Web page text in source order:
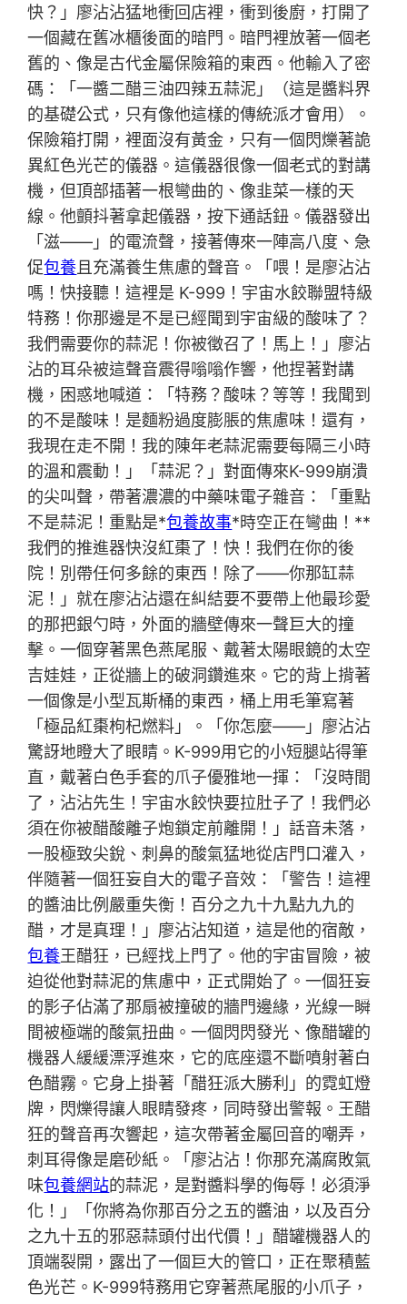
快？」廖沾沾猛地衝回店裡，衝到後廚，打開了
一個藏在舊冰櫃後面的暗門。暗門裡放著一個老
舊的、像是古代金屬保險箱的東西。他輸入了密
碼：「一醬二醋三油四辣五蒜泥」（這是醬料界
的基礎公式，只有像他這樣的傳統派才會用）。
保險箱打開，裡面沒有黃金，只有一個閃爍著詭
異紅色光芒的儀器。這儀器很像一個老式的對講
機，但頂部插著一根彎曲的、像韭菜一樣的天
線。他顫抖著拿起儀器，按下通話鈕。儀器發出
「滋——」的電流聲，接著傳來一陣高八度、急
促包養且充滿養生焦慮的聲音。「喂！是廖沾沾
嗎！快接聽！這裡是 K-999！宇宙水餃聯盟特級
特務！你那邊是不是已經聞到宇宙級的酸味了？
我們需要你的蒜泥！你被徵召了！馬上！」廖沾
沾的耳朵被這聲音震得嗡嗡作響，他捏著對講
機，困惑地喊道：「特務？酸味？等等！我聞到
的不是酸味！是麵粉過度膨脹的焦慮味！還有，
我現在走不開！我的陳年老蒜泥需要每隔三小時
的溫和震動！」「蒜泥？」對面傳來K-999崩潰
的尖叫聲，帶著濃濃的中藥味電子雜音：「重點
不是蒜泥！重點是*包養故事*時空正在彎曲！**
我們的推進器快沒紅棗了！快！我們在你的後
院！別帶任何多餘的東西！除了——你那缸蒜
泥！」就在廖沾沾還在糾結要不要帶上他最珍愛
的那把銀勺時，外面的牆壁傳來一聲巨大的撞
擊。一個穿著黑色燕尾服、戴著太陽眼鏡的太空
吉娃娃，正從牆上的破洞鑽進來。它的背上揹著
一個像是小型瓦斯桶的東西，桶上用毛筆寫著
「極品紅棗枸杞燃料」。「你怎麼——」廖沾沾
驚訝地瞪大了眼睛。K-999用它的小短腿站得筆
直，戴著白色手套的爪子優雅地一揮：「沒時間
了，沾沾先生！宇宙水餃快要拉肚子了！我們必
須在你被醋酸離子炮鎖定前離開！」話音未落，
一股極致尖銳、刺鼻的酸氣猛地從店門口灌入，
伴隨著一個狂妄自大的電子音效：「警告！這裡
的醬油比例嚴重失衡！百分之九十九點九九的
醋，才是真理！」廖沾沾知道，這是他的宿敵，
包養王醋狂，已經找上門了。他的宇宙冒險，被
迫從他對蒜泥的焦慮中，正式開始了。一個狂妄
的影子佔滿了那扇被撞破的牆門邊緣，光線一瞬
間被極端的酸氣扭曲。一個閃閃發光、像醋罐的
機器人緩緩漂浮進來，它的底座還不斷噴射著白
色醋霧。它身上掛著「醋狂派大勝利」的霓虹燈
牌，閃爍得讓人眼睛發疼，同時發出警報。王醋
狂的聲音再次響起，這次帶著金屬回音的嘲弄，
刺耳得像是磨砂紙。「廖沾沾！你那充滿腐敗氣
味包養網站的蒜泥，是對醬料學的侮辱！必須淨
化！」「你將為你那百分之五的醬油，以及百分
之九十五的邪惡蒜頭付出代價！」醋罐機器人的
頂端裂開，露出了一個巨大的管口，正在聚積藍
色光芒。K-999特務用它穿著燕尾服的小爪子，